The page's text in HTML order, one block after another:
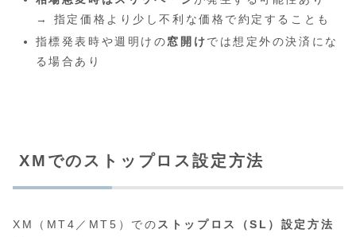
→ 指定価格より少し不利な価格で約定することも
指標発表時や週明けの窓開けでは想定外の決済にな
る場合あり
XMでのストップロス設定方法
XM（MT4／MT5）でのストップロス（SL）設定方法